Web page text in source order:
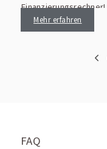
Finanzierungsrechner!
Mehr erfahren
FAQ